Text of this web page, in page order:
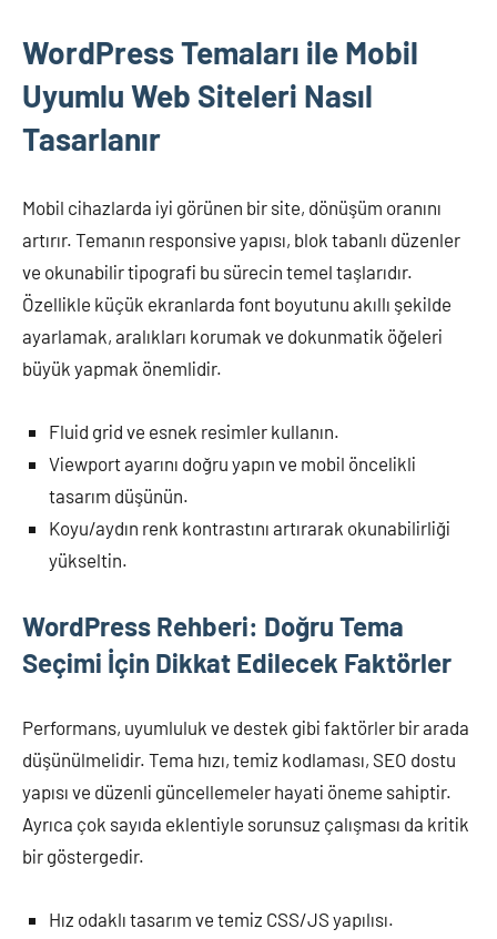
WordPress Temaları ile Mobil
Uyumlu Web Siteleri Nasıl
Tasarlanır
Mobil cihazlarda iyi görünen bir site, dönüşüm oranını
artırır. Temanın responsive yapısı, blok tabanlı düzenler
ve okunabilir tipografi bu sürecin temel taşlarıdır.
Özellikle küçük ekranlarda font boyutunu akıllı şekilde
ayarlamak, aralıkları korumak ve dokunmatik öğeleri
büyük yapmak önemlidir.
Fluid grid ve esnek resimler kullanın.
Viewport ayarını doğru yapın ve mobil öncelikli
tasarım düşünün.
Koyu/aydın renk kontrastını artırarak okunabilirliği
yükseltin.
WordPress Rehberi: Doğru Tema
Seçimi İçin Dikkat Edilecek Faktörler
Performans, uyumluluk ve destek gibi faktörler bir arada
düşünülmelidir. Tema hızı, temiz kodlaması, SEO dostu
yapısı ve düzenli güncellemeler hayati öneme sahiptir.
Ayrıca çok sayıda eklentiyle sorunsuz çalışması da kritik
bir göstergedir.
Hız odaklı tasarım ve temiz CSS/JS yapılısı.